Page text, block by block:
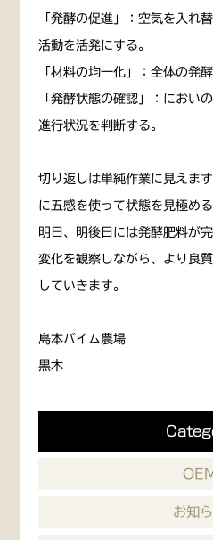
「発酵の促進」：空気を入れ
活動を活発にする。
「材料の均一化」：全体の発
「発酵状態の確認」：におい
進行状況を判断する。
切り返しは単純作業に見えま
に五感を使って状態を見極め
明日、明後日には発酵肥料が
変化を観察しながら、より良
していきます。
島本バイム農場
黒木
お知